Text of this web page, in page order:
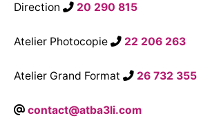
Direction 20 290 815
Atelier Photocopie 22 206 263
Atelier Grand Format 26 732 355
contact@atba3li.com